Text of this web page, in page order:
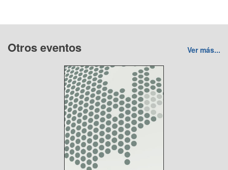
Otros eventos Ver más...